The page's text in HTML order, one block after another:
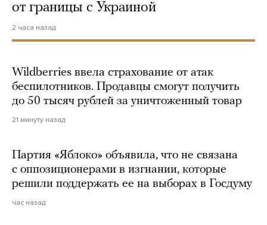
от границы с Украиной
2 часа назад
Wildberries ввела страхование от атак
беспилотников. Продавцы смогут получить
до 50 тысяч рублей за уничтоженный товар
21 минуту назад
Партия «Яблоко» объявила, что не связана
с оппозиционерами в изгнании, которые
решили поддержать ее на выборах в Госдуму
час назад